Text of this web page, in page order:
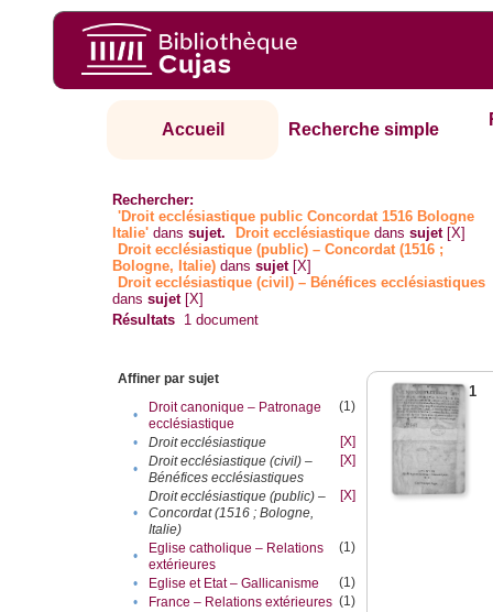
Accueil Recherche simple
Rechercher:
'Droit ecclésiastique public Concordat 1516 Bologne
Italie' danssujet. Droit ecclésiastique danssujet [X]
Droit ecclésiastique (public) – Concordat (1516 ;
Bologne, Italie) danssujet [X]
Droit ecclésiastique (civil) – Bénéfices ecclésiastiques
danssujet [X]
Résultats 1 document
Affiner par sujet
•
Droit canonique – Patronage
ecclésiastique
(1)
• Droit ecclésiastique
[X]
•
Droit ecclésiastique (civil) –
Bénéfices ecclésiastiques
[X]
•
Droit ecclésiastique (public) –
Concordat (1516 ; Bologne,
Italie)
[X]
•
Eglise catholique – Relations
extérieures
(1)
• Eglise et Etat – Gallicanisme
(1)
•
France – Relations extérieures (1)
1